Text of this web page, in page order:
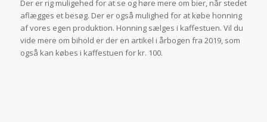
Der er rig muligehed for at se og høre mere om bier, når stedet
aflægges et besøg. Der er også mulighed for at købe honning
af vores egen produktion. Honning sælges i kaffestuen. Vil du
vide mere om bihold er der en artikel i årbogen fra 2019, som
også kan købes i kaffestuen for kr. 100.